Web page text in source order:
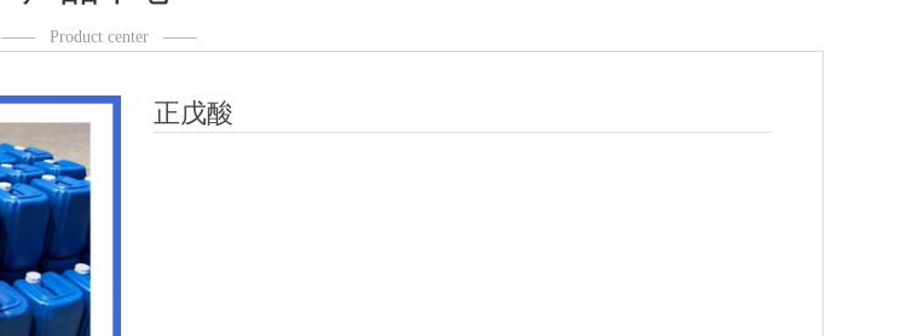
—— Product center ——
正戊酸